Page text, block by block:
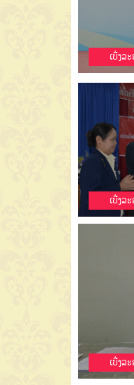
ເບີ່ງລ
ເບີ່ງລ
ເບີ່ງລ